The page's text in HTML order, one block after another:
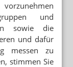
und
sowie die
und dafür
messen zu
stimmen Sie
abgeben